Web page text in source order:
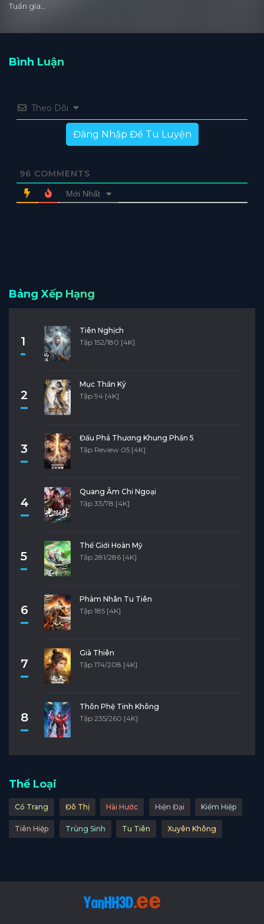
Tuấn gia…
Bình Luận
Theo Dõi
Đăng Nhập Để Tu Luyện
96 COMMENTS
Mới Nhất
Bảng Xếp Hạng
1
Tiên Nghịch
Tập 152/180 [4K]
2
Mục Thần Ký
Tập 94 [4K]
3
Đấu Phá Thương Khung Phần 5
Tập Review 05 [4K]
4
Quang Âm Chi Ngoại
Tập 33/78 [4K]
5
Thế Giới Hoàn Mỹ
Tập 281/286 [4K]
6
Phàm Nhân Tu Tiên
Tập 185 [4K]
7
Già Thiên
Tập 174/208 [4K]
8
Thôn Phệ Tinh Không
Tập 235/260 [4K]
Thể Loại
Cổ Trang Đô Thị Hài Hước Hiện Đại Kiếm Hiệp
Tiên Hiệp Trùng Sinh Tu Tiên Xuyên Không